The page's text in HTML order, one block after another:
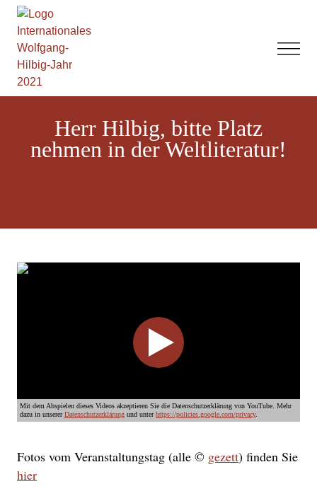
Herr Hilbig, bitte Platz
nehmen in der Weltliteratur!
Mit dem Abspielen dieses Videos akzeptieren Sie die Datenschutzerklärung von YouTube. Mehr
dazu in unsererDatenschutzerklärung und unterhttps://policies.google.com/privacy.
Fotos vom Veranstaltungstag (alle © gezett) finden Sie
hier